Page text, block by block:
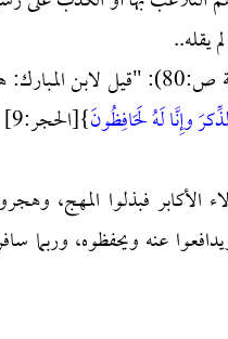
يقله..
روى الإمام الخطيب في
وإِنَّا لَهُ لَحَافِظُونَ}[الحجر:9]
فبذلوا المهج،
عنه ويحفظوه،